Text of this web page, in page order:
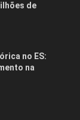
de
no ES:
na